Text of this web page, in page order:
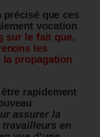
précisé que ces
vocation
sur le fait que,
les
propagation
rapidement
assurer la
travailleurs en